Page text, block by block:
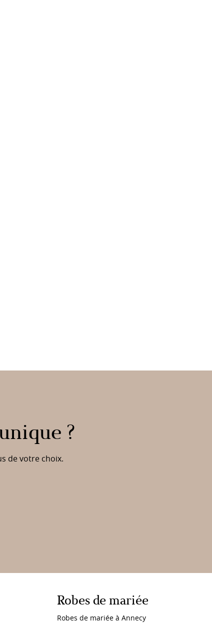
?
de votre choix.
Robes de mariée
Robes de mariée à Annecy